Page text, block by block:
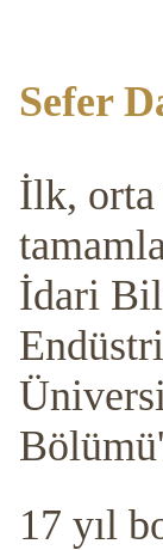
Sefer
İlk, orta
İdari
17 yıl